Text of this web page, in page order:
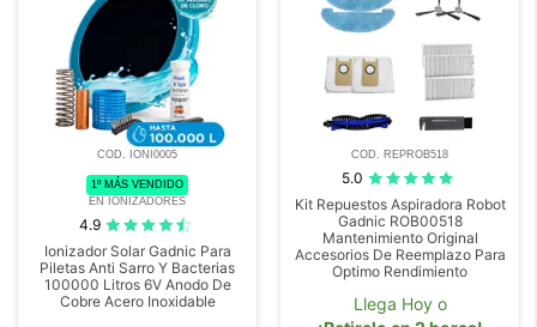
COD. IONI0005
1º MÁS VENDIDO
EN IONIZADORES
4.9
Ionizador Solar Gadnic Para
Piletas Anti Sarro Y Bacterias
100000 Litros 6V Anodo De
Cobre Acero Inoxidable
COD. REPROB518
5.0
Kit Repuestos Aspiradora Robot
Gadnic ROB00518
Mantenimiento Original
Accesorios De Reemplazo Para
Optimo Rendimiento
Llega Hoy o